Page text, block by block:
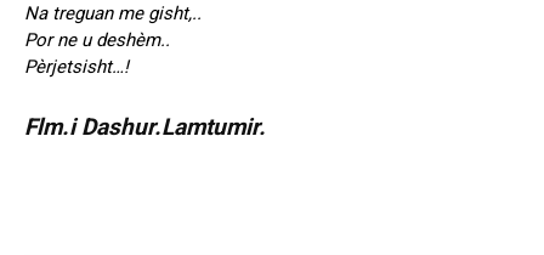
Na treguan me gisht,..
Por ne u deshèm..
Pèrjetsisht…!
Flm.i Dashur.Lamtumir.